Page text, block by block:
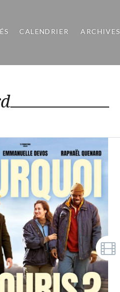
CALENDRIER ARCHIVES